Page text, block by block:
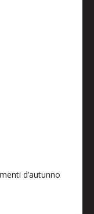
d’autunno